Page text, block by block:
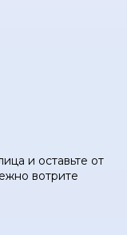
и оставьте от
вотрите